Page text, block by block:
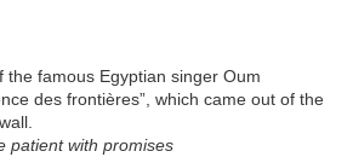
the famous Egyptian singer Oum
des frontières”, which came out of the
patient with promises